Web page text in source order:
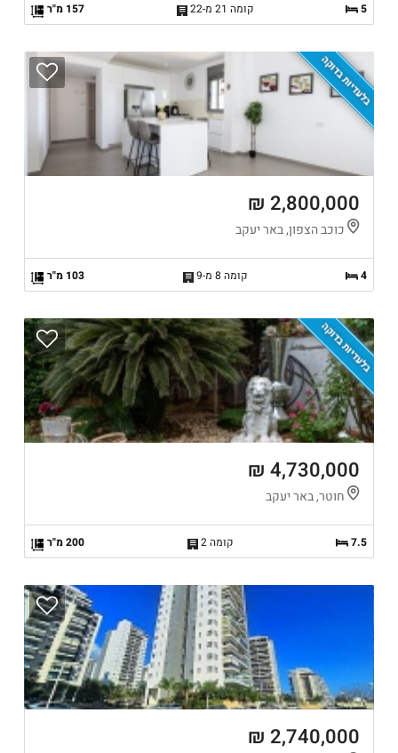
5 קומה 21 מ-22 157 מ"ר
בלעדיות בדוקה
2,800,000 ₪
כוכב הצפון, באר יעקב
4 קומה 8 מ-9 103 מ"ר
בלעדיות בדוקה
4,730,000 ₪
חוטר, באר יעקב
7.5 קומה 2 200 מ"ר
2,740,000 ₪